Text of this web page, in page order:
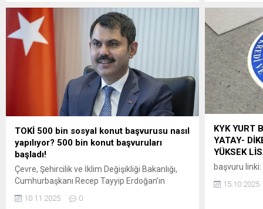
erişilebilecektir. Adaylara ve kamuoyuna
saygıyla duyurulur. ÖSYM BAŞKANLIĞI ” ÖSYM
2026 Yılı Sınav Takvimi (Güncel gelişmelere
göre ÖSYM Sınav Takvimi yenilenerek
kamuoyuna duyurulacaktır.)
hükümleri
08/10/2025
13/10/
il düzeyinde
alınan
TOKİ 500 bin sosyal konut başvurusu nasıl
yapılıyor? 500 bin konut başvuruları
başladı!
Çevre, Şehircilik ve İklim Değişikliği Bakanlığı,
Cumhurbaşkanı Recep Tayyip Erdoğan’ın
Projesi” ile Türkiye tarihinin en büyük sosyal
10.11.2025 0
KYK YURT
YATAY-
YÜKSEK
başvuru
15.10.2025